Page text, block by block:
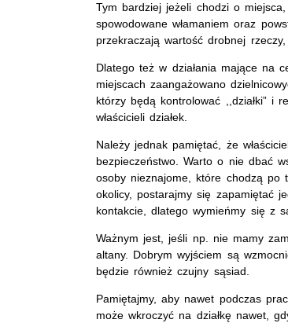
Tym bardziej jeżeli chodzi o
spowodowane włamaniem oraz
przekraczają wartość drobnej
Dlatego też w działania mające na
miejscach zaangażowano
którzy będą kontrolować ,,działki” i
właścicieli działek.
Należy jednak pamiętać, że
bezpieczeństwo. Warto o nie dbać
osoby nieznajome, które chodzą po
okolicy, postarajmy się zapamiętać
kontakcie, dlatego wymieńmy się z
Ważnym jest, jeśli np. nie mamy
altany. Dobrym wyjściem są
będzie również czujny sąsiad.
Pamiętajmy, aby nawet podczas
może wkroczyć na działkę nawet,